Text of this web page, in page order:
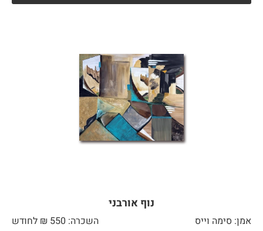
נוף אורבני
אמן: סימה וייס
השכרה: 550 ₪ לחודש